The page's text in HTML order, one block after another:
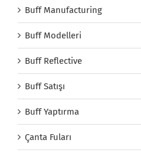
Buff Manufacturing
Buff Modelleri
Buff Reflective
Buff Satışı
Buff Yaptırma
Çanta Fuları